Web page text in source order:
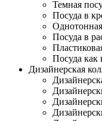
Темная
Посуда в
Посуда в
Посуда
Дизайнерская